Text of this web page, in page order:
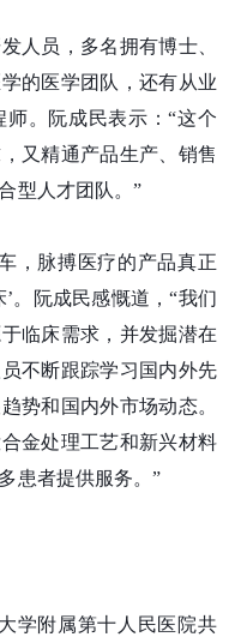
人员，多名拥有博士、
的医学团队，还有从业
。阮成民表示：“这个
又精通产品生产、销售
型人才团队。”
，脉搏医疗的产品真正
。阮成民感慨道，“我们
临床需求，并发掘潜在
不断跟踪学习国内外先
势和国内外市场动态。
金处理工艺和新兴材料
患者提供服务。”
学附属第十人民医院共